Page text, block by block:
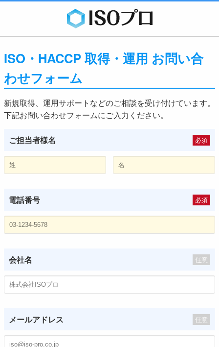
ISO・HACCP 取得・運用 お問い合
わせフォーム
新規取得、運用サポートなどのご相談を受け付けています。
下記お問い合わせフォームにご入力ください。
ご担当者様名 必須
電話番号 必須
会社名 任意
メールアドレス 任意